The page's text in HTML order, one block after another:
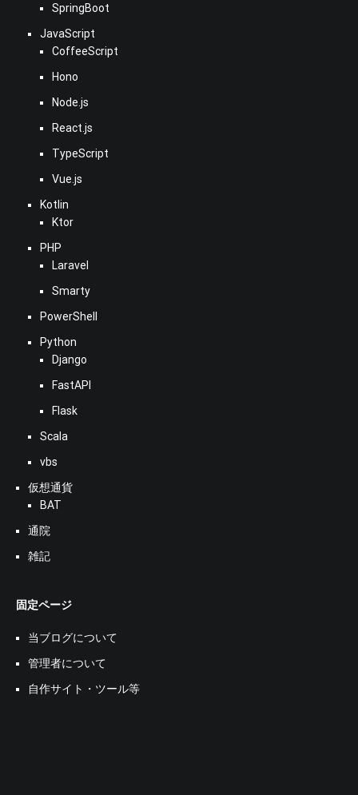
SpringBoot
JavaScript
CoffeeScript
Hono
Node.js
React.js
TypeScript
Vue.js
Kotlin
Ktor
PHP
Laravel
Smarty
PowerShell
Python
Django
FastAPI
Flask
Scala
vbs
仮想通貨
BAT
通院
雑記
固定ページ
当ブログについて
管理者について
自作サイト・ツール等